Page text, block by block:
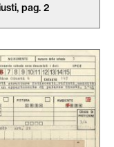
pag. 2